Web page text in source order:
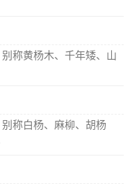
称黄杨木、千年矮、山
称白杨、麻柳、胡杨